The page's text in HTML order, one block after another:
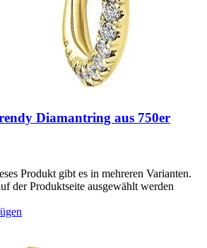
Diamantring aus 750er
Produkt gibt es in mehreren Varianten.
der Produktseite ausgewählt werden